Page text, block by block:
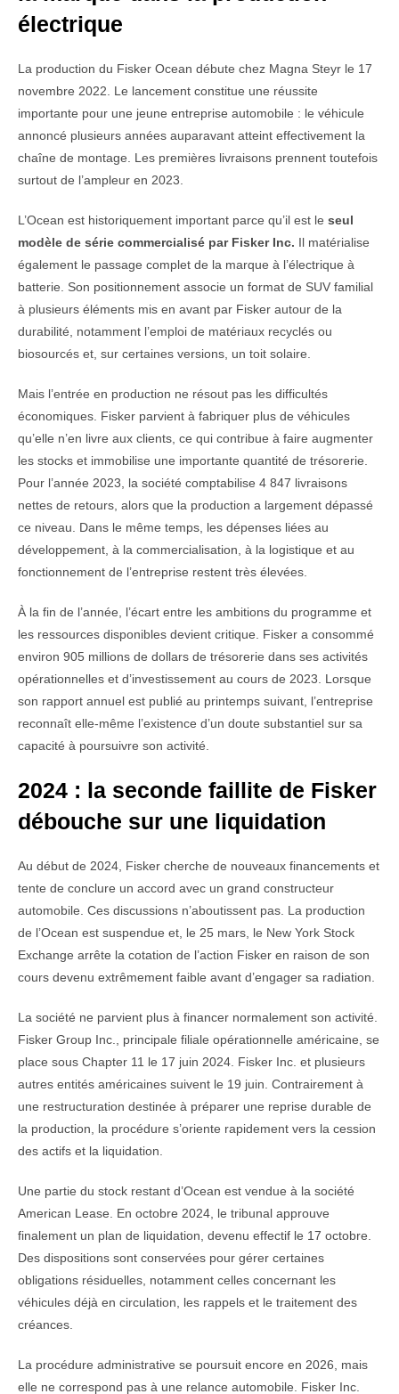
électrique
La production du Fisker Ocean débute chez Magna Steyr le 17
novembre 2022. Le lancement constitue une réussite
importante pour une jeune entreprise automobile : le véhicule
annoncé plusieurs années auparavant atteint effectivement la
chaîne de montage. Les premières livraisons prennent toutefois
surtout de l’ampleur en 2023.
L’Ocean est historiquement important parce qu’il est le seul
modèle de série commercialisé par Fisker Inc. Il matérialise
également le passage complet de la marque à l’électrique à
batterie. Son positionnement associe un format de SUV familial
à plusieurs éléments mis en avant par Fisker autour de la
durabilité, notamment l’emploi de matériaux recyclés ou
biosourcés et, sur certaines versions, un toit solaire.
Mais l’entrée en production ne résout pas les difficultés
économiques. Fisker parvient à fabriquer plus de véhicules
qu’elle n’en livre aux clients, ce qui contribue à faire augmenter
les stocks et immobilise une importante quantité de trésorerie.
Pour l’année 2023, la société comptabilise 4 847 livraisons
nettes de retours, alors que la production a largement dépassé
ce niveau. Dans le même temps, les dépenses liées au
développement, à la commercialisation, à la logistique et au
fonctionnement de l’entreprise restent très élevées.
À la fin de l’année, l’écart entre les ambitions du programme et
les ressources disponibles devient critique. Fisker a consommé
environ 905 millions de dollars de trésorerie dans ses activités
opérationnelles et d’investissement au cours de 2023. Lorsque
son rapport annuel est publié au printemps suivant, l’entreprise
reconnaît elle-même l’existence d’un doute substantiel sur sa
capacité à poursuivre son activité.
2024 : la seconde faillite de Fisker
débouche sur une liquidation
Au début de 2024, Fisker cherche de nouveaux financements et
tente de conclure un accord avec un grand constructeur
automobile. Ces discussions n’aboutissent pas. La production
de l’Ocean est suspendue et, le 25 mars, le New York Stock
Exchange arrête la cotation de l’action Fisker en raison de son
cours devenu extrêmement faible avant d’engager sa radiation.
La société ne parvient plus à financer normalement son activité.
Fisker Group Inc., principale filiale opérationnelle américaine, se
place sous Chapter 11 le 17 juin 2024. Fisker Inc. et plusieurs
autres entités américaines suivent le 19 juin. Contrairement à
une restructuration destinée à préparer une reprise durable de
la production, la procédure s’oriente rapidement vers la cession
des actifs et la liquidation.
Une partie du stock restant d’Ocean est vendue à la société
American Lease. En octobre 2024, le tribunal approuve
finalement un plan de liquidation, devenu effectif le 17 octobre.
Des dispositions sont conservées pour gérer certaines
obligations résiduelles, notamment celles concernant les
véhicules déjà en circulation, les rappels et le traitement des
créances.
La procédure administrative se poursuit encore en 2026, mais
elle ne correspond pas à une relance automobile. Fisker Inc.